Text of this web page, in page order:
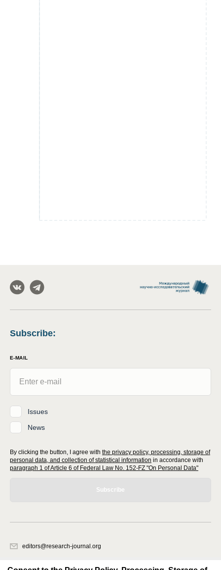
Subscribe:
E-MAIL
Issues
News
By clicking the button, I agree with the privacy policy, processing, storage of
personal data, and collection of statistical information in accordance with
paragraph 1 of Article 6 of Federal Law No. 152-FZ "On Personal Data"
Subscribe
editors@research-journal.org
office 1